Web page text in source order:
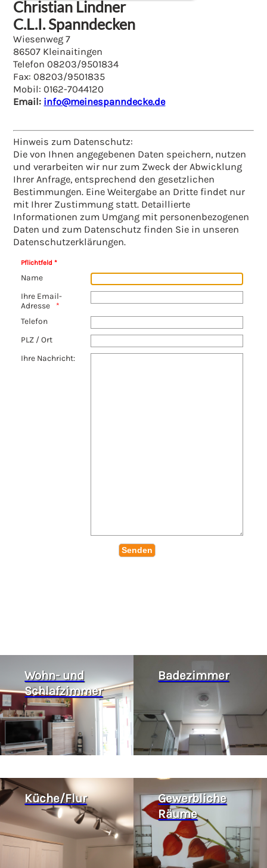
Christian Lindner
C.L.I. Spanndecken
Wiesenweg 7
86507 Kleinaitingen
Telefon 08203/9501834
Fax: 08203/9501835
Mobil: 0162-7044120
Email: info@meinespanndecke.de
Hinweis zum Datenschutz:
Die von Ihnen angegebenen Daten speichern, nutzen
und verarbeiten wir nur zum Zweck der Abwicklung
Ihrer Anfrage, entsprechend den gesetzlichen
Bestimmungen. Eine Weitergabe an Dritte findet nur
mit Ihrer Zustimmung statt. Detaillierte
Informationen zum Umgang mit personenbezogenen
Daten und zum Datenschutz finden Sie in unseren
Datenschutzerklärungen.
Pflichtfeld *
Name
Ihre Email-
Adresse
Telefon
PLZ / Ort
Ihre Nachricht:
Wohn- und
Schlafzimmer
Badezimmer
Küche/Flur
Gewerbliche
Räume